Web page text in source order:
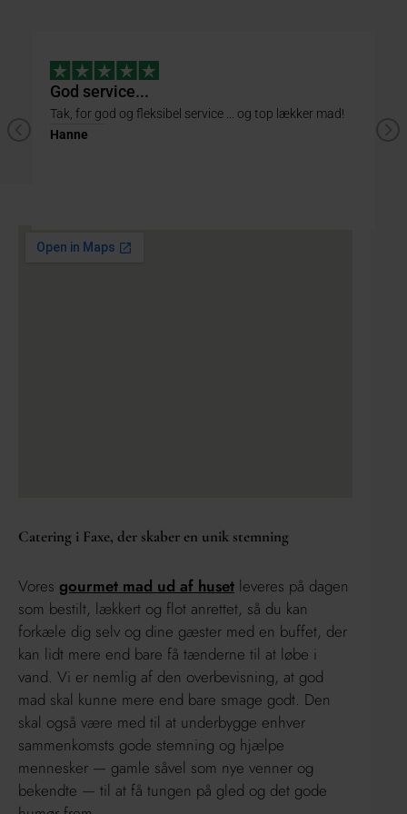
God service...
Tak, for god og fleksibel service ... og top lækker mad!
Hanne
Catering i Faxe, der skaber en unik stemning
Vores gourmet mad ud af huset leveres på dagen
som bestilt, lækkert og flot anrettet, så du kan
forkæle dig selv og dine gæster med en buffet, der
kan lidt mere end bare få tænderne til at løbe i
vand. Vi er nemlig af den overbevisning, at god
mad skal kunne mere end bare smage godt. Den
skal også være med til at underbygge enhver
sammenkomsts gode stemning og hjælpe
mennesker — gamle såvel som nye venner og
bekendte — til at få tungen på gled og det gode